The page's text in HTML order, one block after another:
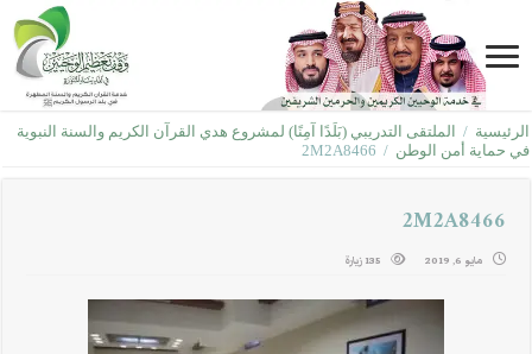
الرئيسية / الملتقى التدريبي (بَلَدًا آمِنًا) لمشروع هدي القرآن الكريم والسنة النبوية
في حماية أمن الوطن /
2M2A8466
2M2A8466
مايو 6, 2019 135 زيارة